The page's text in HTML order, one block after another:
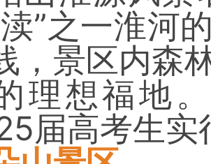
”之一淮河
，景区内森
理想福地
届高考生实